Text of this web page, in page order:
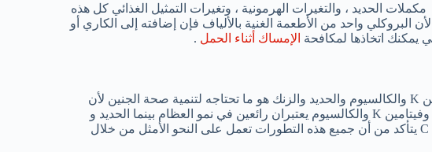
الحديد ، والتغيرات الهرمونية ، وتغيرات التمثيل الغذائي كل هذه
البروكلي واحد من الأطعمة الغنية بالألياف فإن إضافته إلى الكاري أو
يمكنك اتخاذها لمكافحة الإمساك أثناء الحمل .
يحتوي البروكلي علي مزيج من الفولات وفيتامين C وفيتامين K والكالسيوم والحديد والزنك هو ما تحتاجه لتنمية صحة الجنين لأن
الفولات سيضمن أن التطوير الأمثل للدماغ والجهاز العصبي وفيتامين K والكالسيوم يعتبران رائعين في نمو العظام بينما الحديد و
الزنك يعزز إنتاج ما يكفي من خلايا الدم الحمراء ، و فيتامين C يتأكد من أن جميع هذه التطورات تعمل على النحو الأمثل من خلال